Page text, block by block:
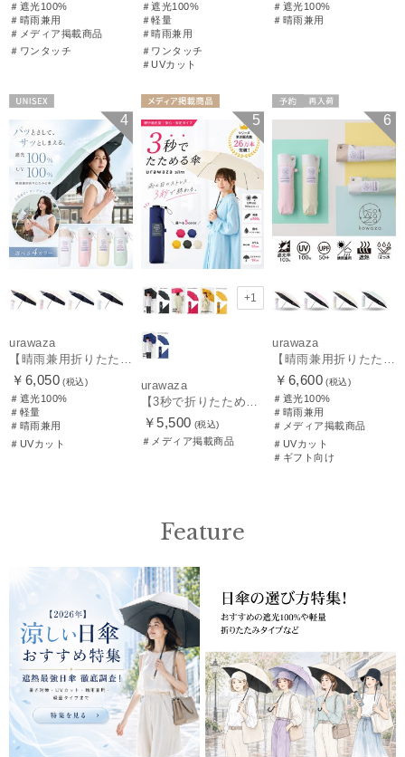
＃遮光100%
＃晴雨兼用
＃メディア掲載商品
＃ワンタッチ
＃遮光100%
＃軽量
＃晴雨兼用
＃ワンタッチ
＃UVカット
＃遮光100%
＃晴雨兼用
4
urawaza
【晴雨兼用折りたたみ日傘】パッとさして、サッとしまえる傘コワザ(kowaza) ボーダー 50 遮光100% UV100%
￥6,050 (税込)
＃遮光100%
＃軽量
＃晴雨兼用
＃UVカット
品
UNISEX 5
+1
urawaza
￥5,500 (税込)
＃メディア掲載商品
品
ギフト向けUNISEX
6
urawaza
【晴雨兼用折りたたみ日傘】パッとさして、サッとしまえる傘コワザ(kowaza) ライトボーダー 50 遮光100% UV100%
￥6,600 (税込)
＃遮光100%
＃晴雨兼用
＃メディア掲載商品
＃UVカット
＃ギフト向け
Feature